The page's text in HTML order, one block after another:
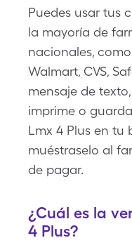
Puedes usar tus
la mayoría de
nacionales,
Walmart, CVS,
mensaje de
imprime o
Lmx 4 Plus en tu
muéstraselo al
de pagar.
¿Cuál es la
4 Plus?